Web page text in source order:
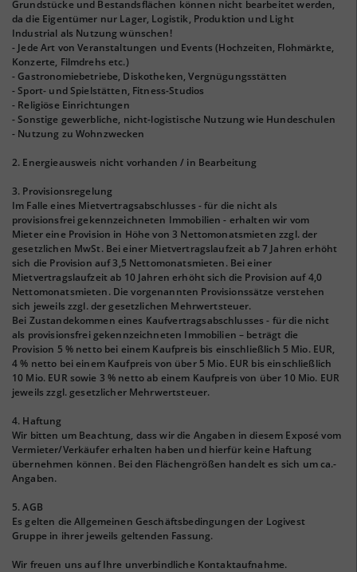
Grundstücke und Bestandsflächen können nicht bearbeitet werden,
da die Eigentümer nur Lager, Logistik, Produktion und Light
Industrial als Nutzung wünschen!
- Jede Art von Veranstaltungen und Events (Hochzeiten, Flohmärkte,
Konzerte, Filmdrehs etc.)
- Gastronomiebetriebe, Diskotheken, Vergnügungsstätten
- Sport- und Spielstätten, Fitness-Studios
- Religiöse Einrichtungen
- Sonstige gewerbliche, nicht-logistische Nutzung wie Hundeschulen
- Nutzung zu Wohnzwecken
2. Energieausweis nicht vorhanden / in Bearbeitung
3. Provisionsregelung
Im Falle eines Mietvertragsabschlusses - für die nicht als
provisionsfrei gekennzeichneten Immobilien - erhalten wir vom
Mieter eine Provision in Höhe von 3 Nettomonatsmieten zzgl. der
gesetzlichen MwSt. Bei einer Mietvertragslaufzeit ab 7 Jahren erhöht
sich die Provision auf 3,5 Nettomonatsmieten. Bei einer
Mietvertragslaufzeit ab 10 Jahren erhöht sich die Provision auf 4,0
Nettomonatsmieten. Die vorgenannten Provisionssätze verstehen
sich jeweils zzgl. der gesetzlichen Mehrwertsteuer.
Bei Zustandekommen eines Kaufvertragsabschlusses - für die nicht
als provisionsfrei gekennzeichneten Immobilien – beträgt die
Provision 5 % netto bei einem Kaufpreis bis einschließlich 5 Mio. EUR,
4 % netto bei einem Kaufpreis von über 5 Mio. EUR bis einschließlich
10 Mio. EUR sowie 3 % netto ab einem Kaufpreis von über 10 Mio. EUR
jeweils zzgl. gesetzlicher Mehrwertsteuer.
4. Haftung
Wir bitten um Beachtung, dass wir die Angaben in diesem Exposé vom
Vermieter/Verkäufer erhalten haben und hierfür keine Haftung
übernehmen können. Bei den Flächengrößen handelt es sich um ca.-
Angaben.
5. AGB
Es gelten die Allgemeinen Geschäftsbedingungen der Logivest
Gruppe in ihrer jeweils geltenden Fassung.
Wir freuen uns auf Ihre unverbindliche Kontaktaufnahme.